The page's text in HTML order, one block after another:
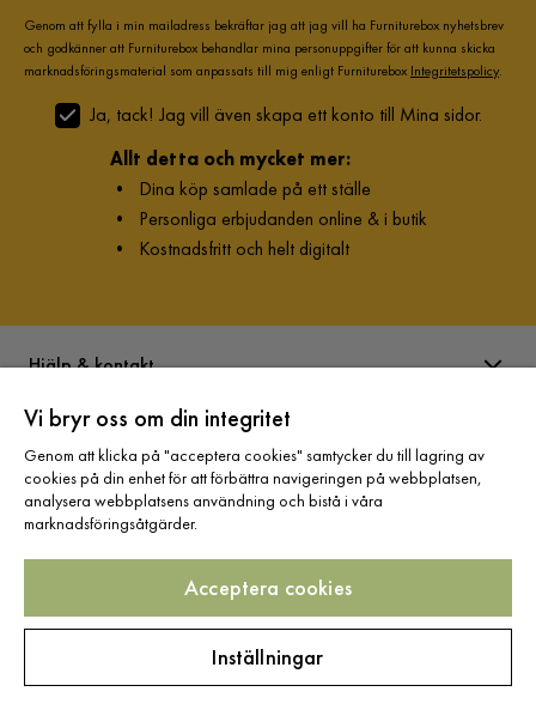
Genom att fylla i min mailadress bekräftar jag att jag vill ha Furniturebox nyhetsbrev
och godkänner att Furniturebox behandlar mina personuppgifter för att kunna skicka
marknadsföringsmaterial som anpassats till mig enligt Furniturebox Integritetspolicy.
Ja, tack! Jag vill även skapa ett konto till Mina sidor.
Allt detta och mycket mer:
• Dina köp samlade på ett ställe
• Personliga erbjudanden online & i butik
• Kostnadsfritt och helt digitalt
Hjälp & kontakt
Information
Varumärken
Vi bryr oss om din integritet
Genom att klicka på "acceptera cookies" samtycker du till lagring av
cookies på din enhet för att förbättra navigeringen på webbplatsen,
analysera webbplatsens användning och bistå i våra
marknadsföringsåtgärder.
Acceptera cookies
Inställningar